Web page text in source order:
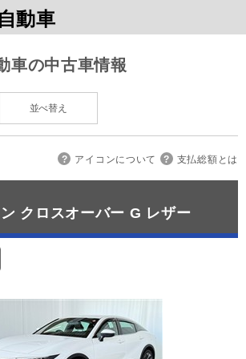
動車
車の中古車情報
並べ替え
アイコンについて 支払総額とは
クロスオーバー G レザー